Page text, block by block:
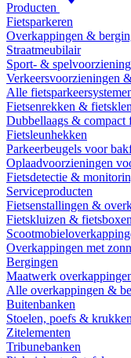
Producten
Fietsparkeren
Overkappingen &
Straatmeubilair
Sport- &
Verkeersvoorzieningen
Alle
Fietsenrekken &
Dubbellaags & compact
Fietsleunhekken
Parkeerbeugels voor
Oplaadvoorzieningen
Fietsdetectie &
Serviceproducten
Fietsenstallingen &
Fietskluizen & fietsboxen
Overkappingen met
Bergingen
Maatwerk
Alle overkappingen &
Buitenbanken
Stoelen, poefs & krukken
Zitelementen
Tribunebanken